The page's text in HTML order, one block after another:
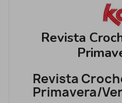
Revista
Revista
Primavera/